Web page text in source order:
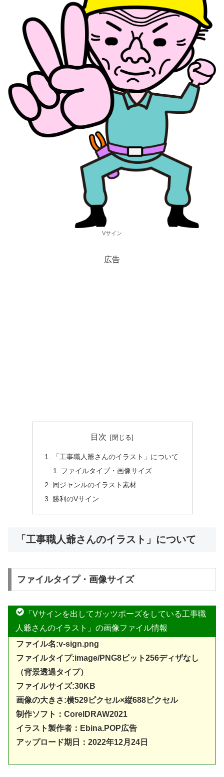
Vサイン
広告
目次
「工事職人爺さんのイラスト」について
ファイルタイプ・画像サイズ
同ジャンルのイラスト素材
勝利のVサイン
「工事職人爺さんのイラスト」について
ファイルタイプ・画像サイズ
「Vサインを出してガッツポーズをしている工事職
人爺さんのイラスト」の画像ファイル情報
ファイル名:v-sign.png
ファイルタイプ:image/PNG8ビット256ディザなし
（背景透過タイプ）
ファイルサイズ:30KB
画像の大きさ:横529ピクセル×縦688ピクセル
制作ソフト： CorelDRAW2021
イラスト製作者：Ebina.POP広告
アップロード期日：2022年12月24日